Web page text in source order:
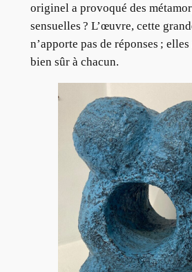
originel a provoqué des
sensuelles ? L’œuvre, cette
n’apporte pas de réponses ;
bien sûr à chacun.